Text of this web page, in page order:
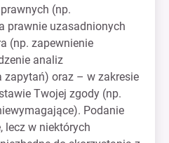
(np.
prawnie uzasadnionych
(np. zapewnienie
analiz
zapytań) oraz – w zakresie
Twojej zgody (np.
Podanie
lecz w niektórych